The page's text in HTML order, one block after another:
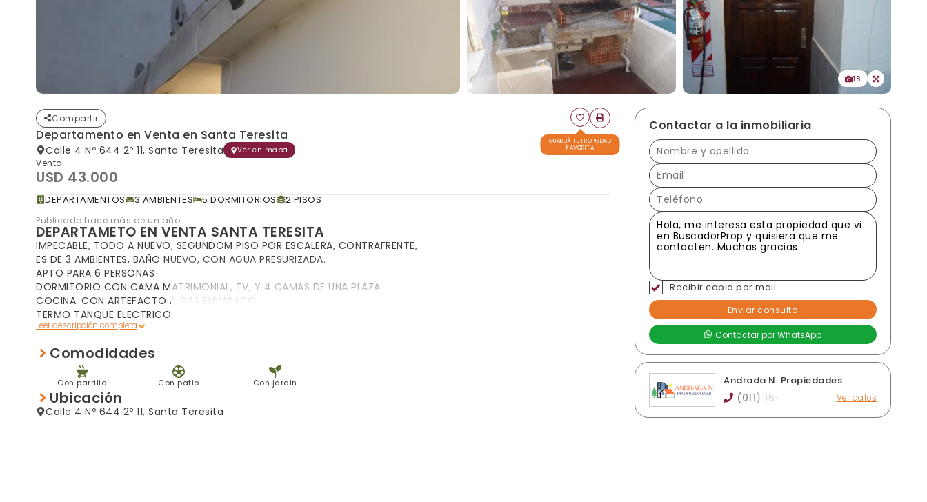
18
Compartir
GUARDÁ TU PROPIEDAD
FAVORITA
Departamento en Venta en Santa Teresita
Calle 4 Nº 644 2º 11, Santa Teresita Ver en mapa
Venta
USD 43.000
DEPARTAMENTOS 3 AMBIENTES 5 DORMITORIOS 2 PISOS
Publicado hace más de un año
DEPARTAMETO EN VENTA SANTA TERESITA
IMPECABLE, TODO A NUEVO, SEGUNDOM PISO POR ESCALERA, CONTRAFRENTE,
ES DE 3 AMBIENTES, BAÑO NUEVO, CON AGUA PRESURIZADA.
APTO PARA 6 PERSONAS
DORMITORIO CON CAMA MATRIMONIAL, TV, Y 4 CAMAS DE UNA PLAZA
COCINA: CON ARTEFACTO A GAS ENVASADO
TERMO TANQUE ELECTRICO
Comodidades
Con parrilla Con patio Con jardin
Ubicación
Calle 4 Nº 644 2º 11, Santa Teresita
Contactar a la inmobiliaria
Recibir copia por mail
Andrada N. Propiedades
(011) 15-3 Ver datos
andradapropiedades@gmail.com